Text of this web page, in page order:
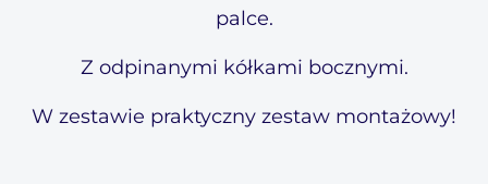
palce.
Z odpinanymi kółkami bocznymi.
W zestawie praktyczny zestaw montażowy!